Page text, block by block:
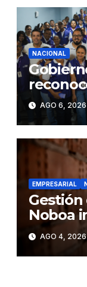
NACIONAL
que
servicio
de la
AGO 6, 2026
EMPRESARIAL
Noboa
ventas
25.600
16,7%
AGO 4,